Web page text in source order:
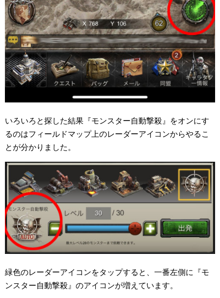
いろいろと探した結果『モンスター自動撃殺』をオンにす
るのはフィールドマップ上のレーダーアイコンからやるこ
とが分かりました。
緑色のレーダーアイコンをタップすると、一番左側に『モ
ンスター自動撃殺』のアイコンが増えています。